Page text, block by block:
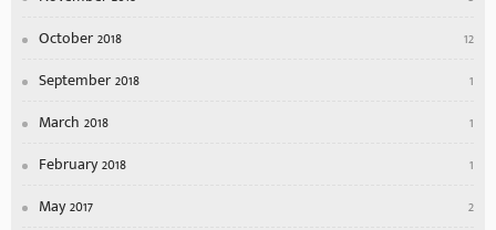
October 2018
12
September 2018
1
March 2018
1
February 2018
1
May 2017
2